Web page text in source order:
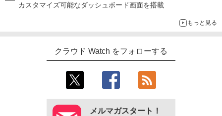
カスタマイズ可能なダッシュボード画面を搭載
もっと見る
クラウド Watch をフォローする
メルマガスタート！